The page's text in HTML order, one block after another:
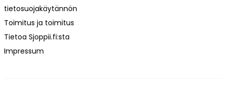
tietosuojakäytännön
Toimitus ja toimitus
Tietoa Sjoppii.fi:sta
Impressum